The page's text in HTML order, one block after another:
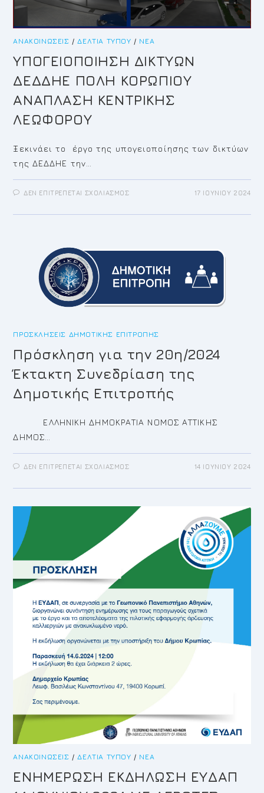
ΑΝΑΚΟΙΝΏΣΕΙΣ /ΔΕΛΤΊΑ ΤΎΠΟΥ / ΝΈΑ
ΥΠΟΓΕΙΟΠΟΙΗΣΗ ΔΙΚΤΥΩΝ
ΔΕΔΔΗΕ ΠΟΛΗ ΚΟΡΩΠΙΟΥ
ΑΝΑΠΛΑΣΗ ΚΕΝΤΡΙΚΗΣ
ΛΕΩΦΟΡΟΥ
Ξεκινάει το έργο της υπογειοποίησης των δικτύων
της ΔΕΔΔΗΕ την…
ΔΕΝ ΕΠΙΤΡΈΠΕΤΑΙ ΣΧΟΛΙΑΣΜΌΣΣΤΟ
ΔΕΔΔΗΕ
ΛΕΩΦΟΡΟΥ
17 ΙΟΥΝΊΟΥ 2024
ΠΡΟΣΚΛΉΣΕΙΣ ΔΗΜΟΤΙΚΉΣ ΕΠΙΤΡΟΠΉΣ
Πρόσκληση για την 20η/2024
Έκτακτη Συνεδρίαση της
Δημοτικής Επιτροπής
ΕΛΛΗΝΙΚΗ ΔΗΜΟΚΡΑΤΙΑ ΝΟΜΟΣ ΑΤΤΙΚΗΣ
ΔΗΜΟΣ…
ΔΕΝ ΕΠΙΤΡΈΠΕΤΑΙ ΣΧΟΛΙΑΣΜΌΣΣΤΟ
ΤΗΝ
ΈΚΤΑΚΤΗ
ΣΥΝΕΔΡΊΑΣΗ
ΤΗΣ
14 ΙΟΥΝΊΟΥ 2024
ΑΝΑΚΟΙΝΏΣΕΙΣ /ΔΕΛΤΊΑ ΤΎΠΟΥ / ΝΈΑ
ΕΝΗΜΕΡΩΣΗ ΕΚΔΗΛΩΣΗ ΕΥΔΑΠ